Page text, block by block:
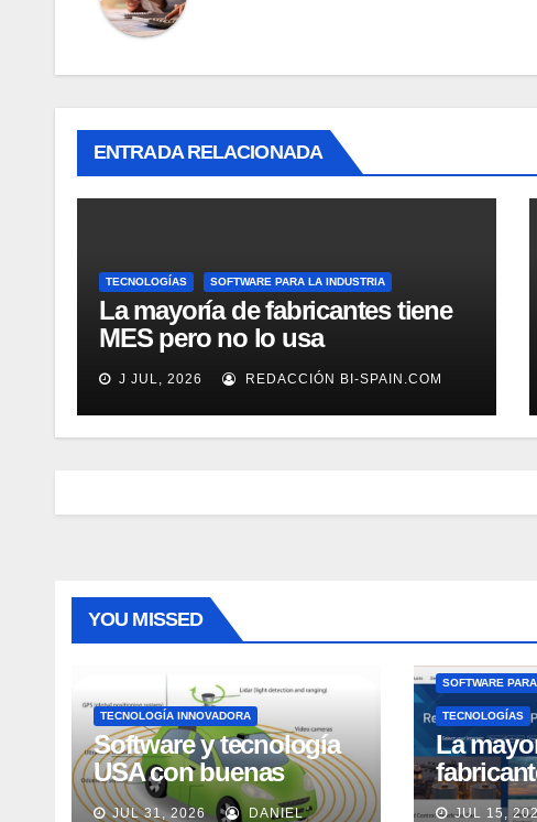
ENTRADA RELACIONADA
TECNOLOGÍAS SOFTWARE PARA LA INDUSTRIA
La mayoría de fabricantes tiene
MES pero no lo usa
adecuadamente, según Rockwell
Automation
J JUL, 2026 REDACCIÓN BI-SPAIN.COM
YOU MISSED
TECNOLOGÍA INNOVADORA
Software y tecnología
USA con buenas
expectativas en ventas
JUL 31, 2026 DANIEL
SOFTWARE
TECNOLOGÍAS
La
pero no
JUL 15,